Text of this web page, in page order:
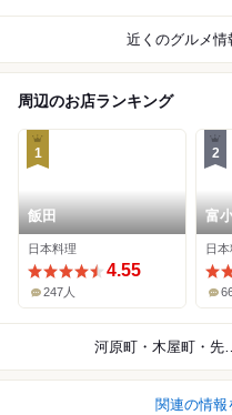
近くのグルメ情
周辺のお店ランキング
1
飯田
日本料理
4.55
247人
2
富
日
河原町
関連の情報